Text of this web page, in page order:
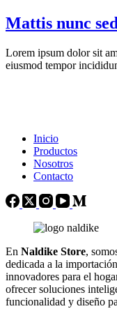
Mattis nunc
Lorem ipsum dolor sit
eiusmod tempor
Inicio
Productos
Nosotros
Contacto
En Naldike Store,
dedicada a la
innovadores para el
ofrecer soluciones
funcionalidad y diseño